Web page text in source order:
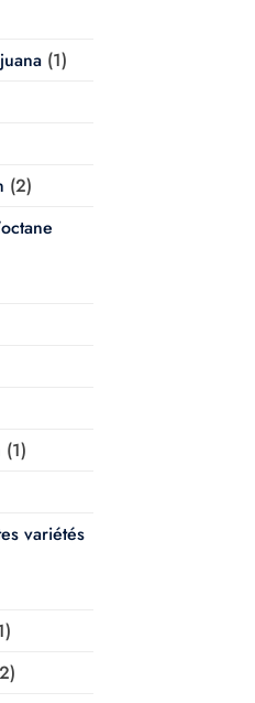
(1)
(2)
(1)
variétés